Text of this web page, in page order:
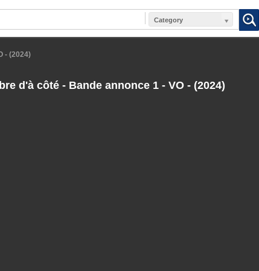
Category
- (2024)
d'à côté - Bande annonce 1 - VO - (2024)